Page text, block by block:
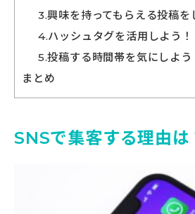
3.興味を持ってもらえる投稿を
4.ハッシュタグを活用しよう！
5.投稿する時間帯を気にしよう
まとめ
SNSで集客する理由は